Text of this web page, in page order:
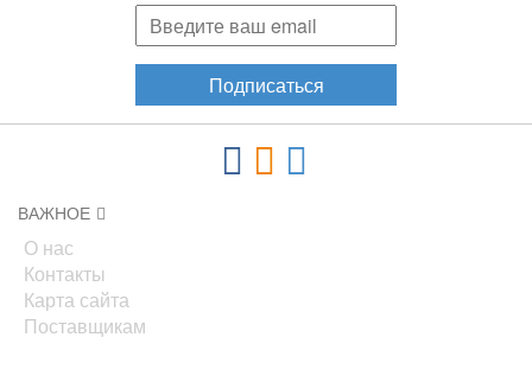
Подписаться
ВАЖНОЕ
О нас
Контакты
Карта сайта
Поставщикам